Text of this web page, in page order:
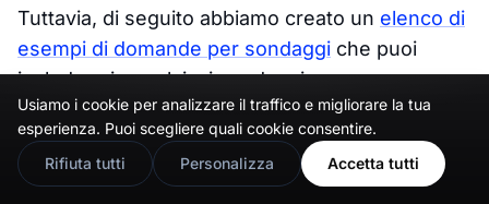
Tuttavia, di seguito abbiamo creato un elenco di
esempi di domande per sondaggi che puoi
includere in qualsiasi sondaggio.
Esempi di domande aperte
Usiamo i cookie per analizzare il traffico e migliorare la tua
esperienza. Puoi scegliere quali cookie consentire.
Rifiuta tutti
Personalizza Accetta tutti
🇬🇧 Would you prefer this site in English?
View in English